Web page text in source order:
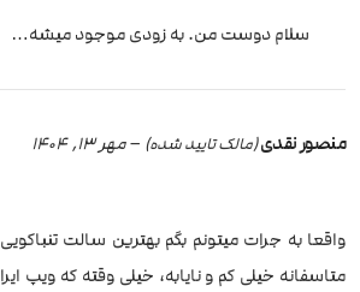
سلام دوست من. به زودی موجود میشه…
منصور نقدی(مالک تایید شده) –مهر 13, 1404
واقعا به جرات میتونم بگم بهترین سالت
متاسفانه خیلی کم و نایابه، خیلی وقته که ویپ